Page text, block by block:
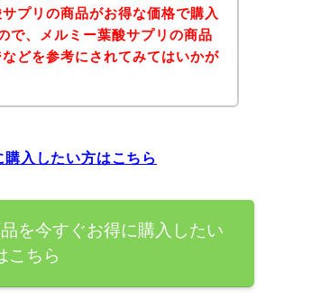
プリの商品がお得な価格で購入
で、メルミー葉酸サプリの商品
どを参考にされてみてはいかが
入したい方はこちら
を今すぐお得に購入したい
こちら